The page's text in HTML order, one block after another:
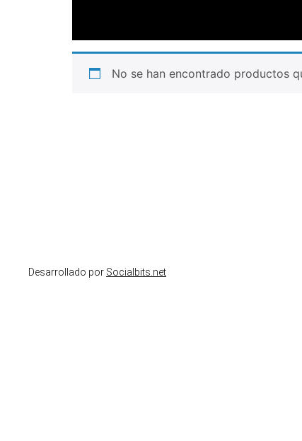
No se han encontrado productos
Desarrollado por Socialbits.net